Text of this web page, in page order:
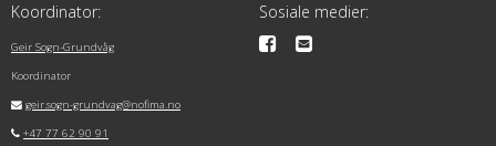
Koordinator:
Geir Sogn-Grundvåg
Koordinator
geir.sogn-grundvag@nofima.no
+47 77 62 90 91
Sosiale medier: